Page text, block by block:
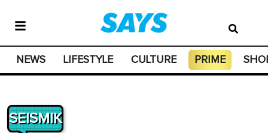
NEWS LIFESTYLE CULTURE PRIME
SEISMIK